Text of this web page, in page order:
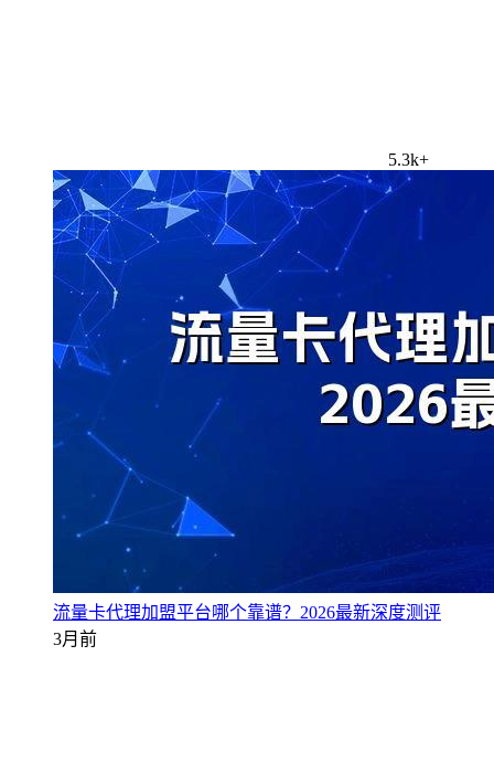
5.3k+
流量卡代理加盟平台哪个靠谱？2026最新深度测评
3月前